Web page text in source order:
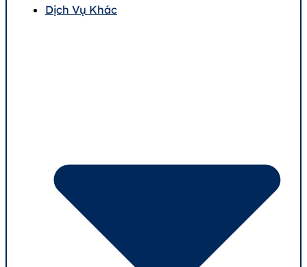
Dịch Vụ Khác